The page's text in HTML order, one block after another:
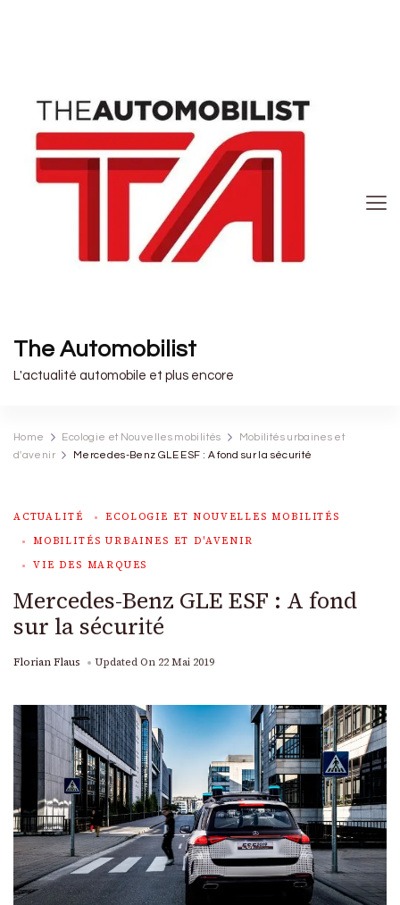
The Automobilist
L'actualité automobile et plus encore
Home Ecologie et Nouvelles mobilités
Mobilités urbaines et
d'avenir
Mercedes-Benz GLE ESF : A fond sur la sécurité
ACTUALITÉ
ECOLOGIE ET NOUVELLES MOBILITÉS
MOBILITÉS URBAINES ET D'AVENIR
VIE DES MARQUES
Mercedes-Benz GLE ESF : A fond
sur la sécurité
Florian Flaus Updated On 22 Mai 2019